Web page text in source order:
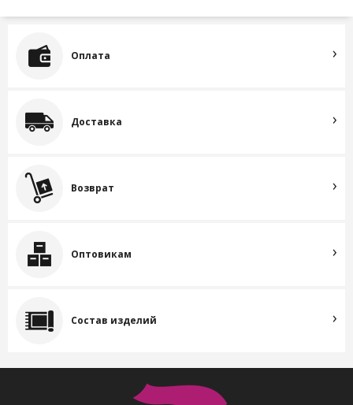
Оплата
Доставка
Возврат
Оптовикам
Состав изделий